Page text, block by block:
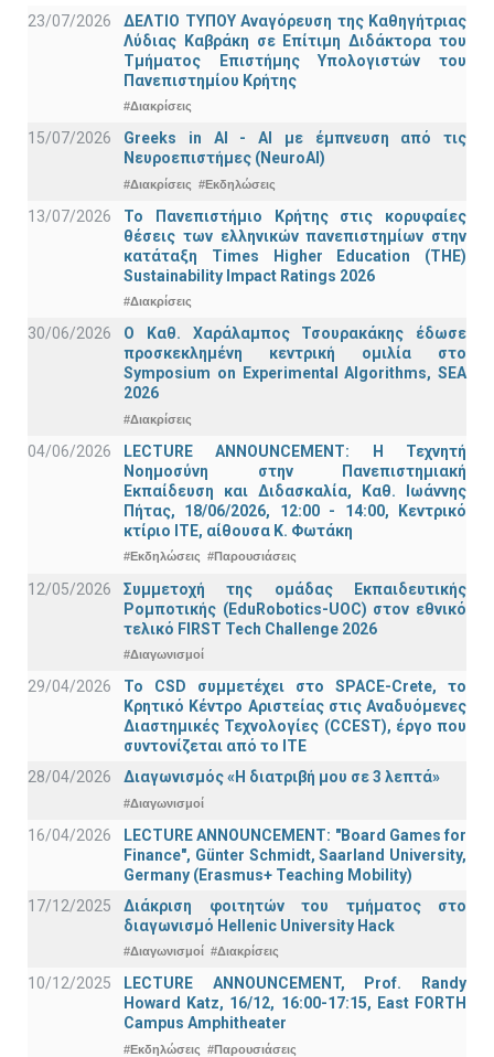
23/07/2026
ΔΕΛΤΙΟ ΤΥΠΟΥ Αναγόρευση της Καθηγήτριας
Λύδιας Καβράκη σε Επίτιμη Διδάκτορα του
Τμήματος Επιστήμης Υπολογιστών του
Πανεπιστημίου Κρήτης
#Διακρίσεις
15/07/2026
Greeks in AI - ΑΙ με έμπνευση από τις
Νευροεπιστήμες (NeuroAI)
#Διακρίσεις #Εκδηλώσεις
13/07/2026
Το Πανεπιστήμιο Κρήτης στις κορυφαίες
θέσεις των ελληνικών πανεπιστημίων στην
κατάταξη Times Higher Education (ΤΗΕ)
Sustainability Impact Ratings 2026
#Διακρίσεις
30/06/2026
Ο Καθ. Χαράλαμπος Τσουρακάκης έδωσε
προσκεκλημένη κεντρική ομιλία στο
Symposium on Experimental Algorithms, SEA
2026
#Διακρίσεις
04/06/2026
LECTURE ANNOUNCEMENT: Η Τεχνητή
Νοημοσύνη στην Πανεπιστημιακή
Εκπαίδευση και Διδασκαλία, Καθ. Ιωάννης
Πήτας, 18/06/2026, 12:00 - 14:00, Κεντρικό
κτίριο ΙΤΕ, αίθουσα Κ. Φωτάκη
#Εκδηλώσεις #Παρουσιάσεις
12/05/2026
Συμμετοχή της ομάδας Εκπαιδευτικής
Ρομποτικής (EduRobotics-UOC) στον εθνικό
τελικό FIRST Tech Challenge 2026
#Διαγωνισμοί
29/04/2026
Το CSD συμμετέχει στο SPACE-Crete, το
Κρητικό Κέντρο Αριστείας στις Αναδυόμενες
Διαστημικές Τεχνολογίες (CCEST), έργο που
συντονίζεται από το ΙΤΕ
28/04/2026
Διαγωνισμός «Η διατριβή μου σε 3 λεπτά»
#Διαγωνισμοί
16/04/2026
LECTURE ANNOUNCEMENT: "Board Games for
Finance", Günter Schmidt, Saarland University,
Germany (Erasmus+ Teaching Mobility)
17/12/2025
Διάκριση φοιτητών του τμήματος στο
διαγωνισμό Hellenic University Hack
#Διαγωνισμοί #Διακρίσεις
10/12/2025
LECTURE ANNOUNCEMENT, Prof. Randy
Howard Katz, 16/12, 16:00-17:15, East FORTH
Campus Amphitheater
#Εκδηλώσεις #Παρουσιάσεις